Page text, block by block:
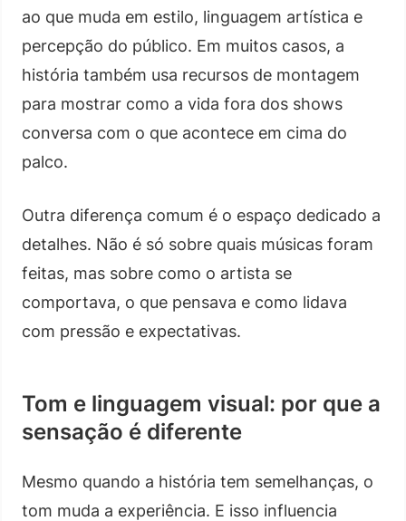
ao que muda em estilo, linguagem artística e
percepção do público. Em muitos casos, a
história também usa recursos de montagem
para mostrar como a vida fora dos shows
conversa com o que acontece em cima do
palco.
Outra diferença comum é o espaço dedicado a
detalhes. Não é só sobre quais músicas foram
feitas, mas sobre como o artista se
comportava, o que pensava e como lidava
com pressão e expectativas.
Tom e linguagem visual: por que a
sensação é diferente
Mesmo quando a história tem semelhanças, o
tom muda a experiência. E isso influencia